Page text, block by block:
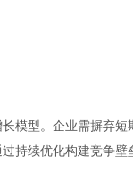
模型。企业需摒弃
持续优化构建竞争